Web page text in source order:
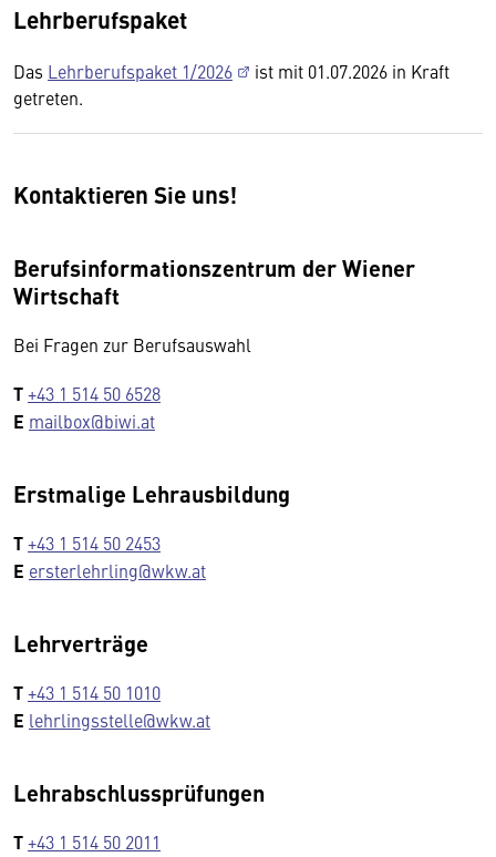
Lehrberufspaket
Das Lehrberufspaket 1/2026
ist mit 01.07.2026 in Kraft
getreten.
Kontaktieren Sie uns!
Berufsinformationszentrum der Wiener
Wirtschaft
Bei Fragen zur Berufsauswahl
T+43 1 514 50 6528
E mailbox@biwi.at
Erstmalige Lehrausbildung
T+43 1 514 50 2453
E ersterlehrling@wkw.at
Lehrverträge
T+43 1 514 50 1010
E lehrlingsstelle@wkw.at
Lehrabschlussprüfungen
T+43 1 514 50 2011